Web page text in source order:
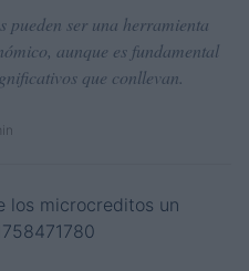
pueden ser una herramienta
aunque es fundamental
que conllevan.